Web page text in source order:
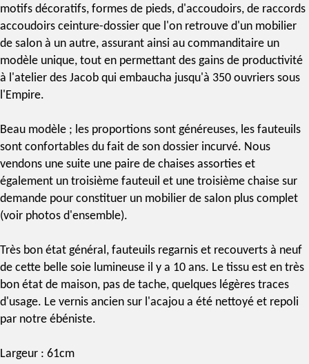
motifs décoratifs, formes de pieds, d'accoudoirs, de raccords
accoudoirs ceinture-dossier que l'on retrouve d'un mobilier
de salon à un autre, assurant ainsi au commanditaire un
modèle unique, tout en permettant des gains de productivité
à l'atelier des Jacob qui embaucha jusqu'à 350 ouvriers sous
l'Empire.
Beau modèle ; les proportions sont généreuses, les fauteuils
sont confortables du fait de son dossier incurvé. Nous
vendons une suite une paire de chaises assorties et
également un troisième fauteuil et une troisième chaise sur
demande pour constituer un mobilier de salon plus complet
(voir photos d'ensemble).
Très bon état général, fauteuils regarnis et recouverts à neuf
de cette belle soie lumineuse il y a 10 ans. Le tissu est en très
bon état de maison, pas de tache, quelques légères traces
d'usage. Le vernis ancien sur l'acajou a été nettoyé et repoli
par notre ébéniste.
Largeur : 61cm